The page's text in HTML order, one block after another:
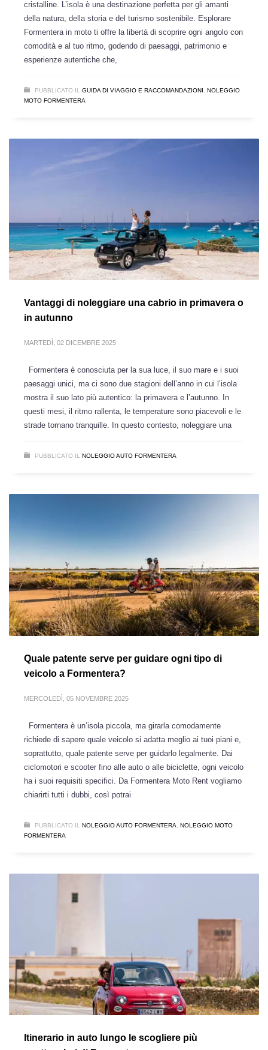
cristalline. L’isola è una destinazione perfetta per gli amanti
della natura, della storia e del turismo sostenibile. Esplorare
Formentera in moto ti offre la libertà di scoprire ogni angolo con
comodità e al tuo ritmo, godendo di paesaggi, patrimonio e
esperienze autentiche che,
PUBBLICATO IL GUIDA DI VIAGGIO E RACCOMANDAZIONI, NOLEGGIO
MOTO FORMENTERA
Vantaggi di noleggiare una cabrio in primavera o
in autunno
MARTEDÌ, 02 DICEMBRE 2025
Formentera è conosciuta per la sua luce, il suo mare e i suoi
paesaggi unici, ma ci sono due stagioni dell’anno in cui l’isola
mostra il suo lato più autentico: la primavera e l’autunno. In
questi mesi, il ritmo rallenta, le temperature sono piacevoli e le
strade tornano tranquille. In questo contesto, noleggiare una
PUBBLICATO IL NOLEGGIO AUTO FORMENTERA
Quale patente serve per guidare ogni tipo di
veicolo a Formentera?
MERCOLEDÌ, 05 NOVEMBRE 2025
Formentera è un’isola piccola, ma girarla comodamente
richiede di sapere quale veicolo si adatta meglio ai tuoi piani e,
soprattutto, quale patente serve per guidarlo legalmente. Dai
ciclomotori e scooter fino alle auto o alle biciclette, ogni veicolo
ha i suoi requisiti specifici. Da Formentera Moto Rent vogliamo
chiarirti tutti i dubbi, così potrai
PUBBLICATO IL NOLEGGIO AUTO FORMENTERA NOLEGGIO MOTO
FORMENTERA
Itinerario in auto lungo le scogliere più